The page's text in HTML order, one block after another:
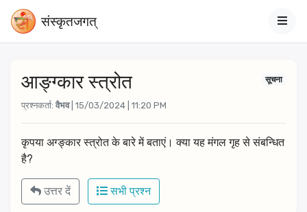
संस्‍कृतजगत्
आङ्ग्कार स्त्रोत
प्रश्नकर्ता: वैभव| 15/03/2024 | 11:20 PM
सूचना
कृपया अग्ङ्कार स्त्रोत के बारे में बताएं। क्या यह मंगल गृह से संबन्धित
है?
उत्तर दें सभी प्रश्न